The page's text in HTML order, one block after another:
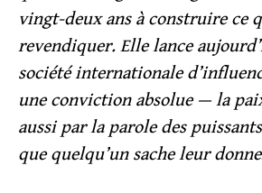
vingt-deux ans à construire ce
revendiquer. Elle lance
société internationale
une conviction absolue — la
aussi par la parole des
que quelqu’un sache leur